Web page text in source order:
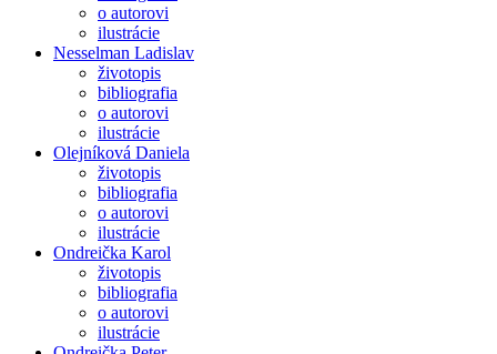
o autorovi
ilustrácie
Nesselman Ladislav
životopis
bibliografia
o autorovi
ilustrácie
Olejníková Daniela
životopis
bibliografia
o autorovi
ilustrácie
Ondreička Karol
životopis
bibliografia
o autorovi
ilustrácie